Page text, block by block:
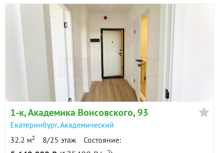
1-к, Академика Вонсовского, 93
Екатеринбург,Академический
32.2 м2 8/25 этаж Состояние: